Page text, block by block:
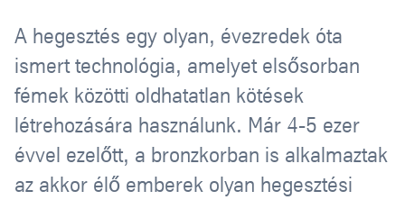
A hegesztés egy olyan, évezredek óta
ismert technológia, amelyet elsősorban
fémek közötti oldhatatlan kötések
létrehozására használunk. Már 4-5 ezer
évvel ezelőtt, a bronzkorban is alkalmaztak
az akkor élő emberek olyan hegesztési